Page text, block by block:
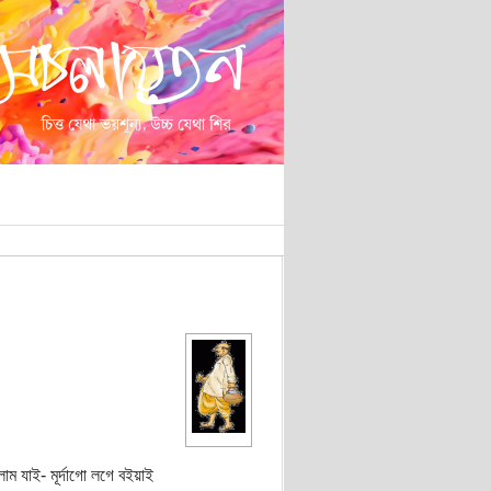
যাই- মূর্দাগো লগে বইয়াই